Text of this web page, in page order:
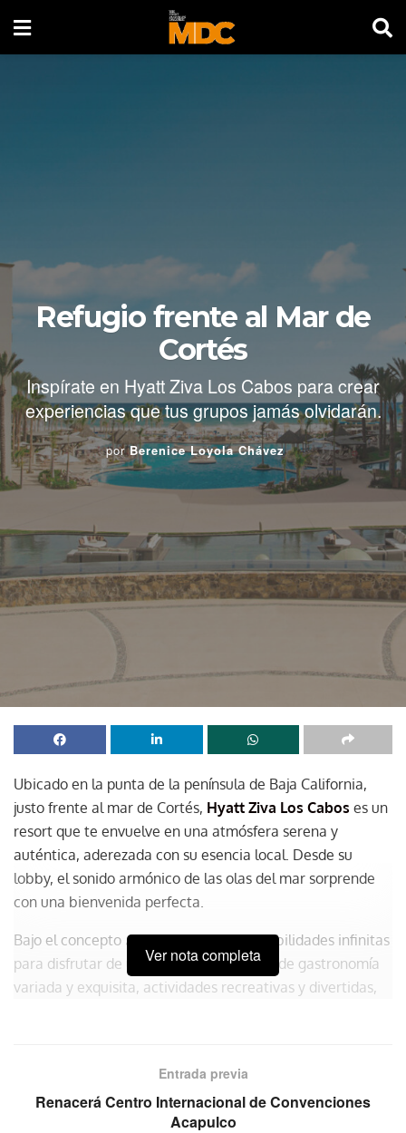
Refugio frente al Mar de
Cortés
Inspírate en Hyatt Ziva Los Cabos para crear
experiencias que tus grupos jamás olvidarán.
por Berenice Loyola Chávez
Ubicado en la punta de la península de Baja California,
justo frente al mar de Cortés, Hyatt Ziva Los Cabos es un
resort que te envuelve en una atmósfera serena y
auténtica, aderezada con su esencia local. Desde su
lobby, el sonido armónico de las olas del mar sorprende
con una bienvenida perfecta.
Bajo el concepto all inclusiveofrece posibilidades infinitas
para disfrutar de una grata estancia, desde gastronomía
variada y exquisita, actividades recreativas y divertidas,
Ver nota completa
Entrada previa
Renacerá Centro Internacional de Convenciones
Acapulco